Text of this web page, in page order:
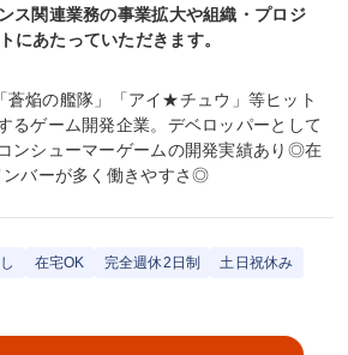
ス関連業務の事業拡大や組織・プロジ
にあたっていただきます。
蒼焔の艦隊」「アイ★チュウ」等ヒット
るゲーム開発企業。デベロッパーとして
ンシューマーゲームの開発実績あり◎在
バーが多く働きやすさ◎
在宅OK 完全週休2日制 土日祝休み